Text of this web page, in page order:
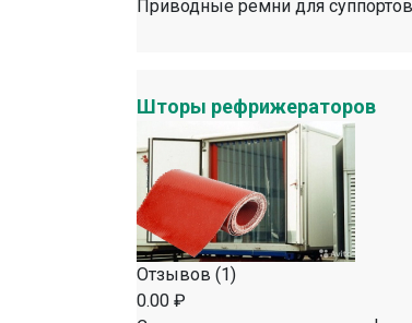
Приводные ремни для
Шторы рефрижераторов
Отзывов (1)
0.00 ₽